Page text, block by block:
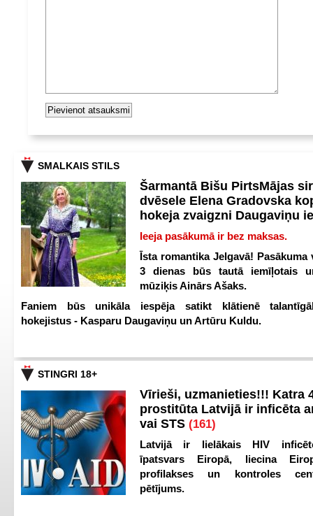
SMALKAIS STILS
Šarmantā Bišu PirtsMājas
dvēsele Elena Gradovska
hokeja zvaigzni Daugaviņu
Ieeja pasākumā ir bez maksas.
Īsta romantika Jelgavā! Pasākuma
3 dienas būs tautā iemīļotais
mūziķis Ainārs Ašaks.
Faniem būs unikāla iespēja satikt klātienē
hokejistus - Kasparu Daugaviņu un Artūru Kuldu.
STINGRI 18+
Vīrieši, uzmanieties!!! Katra
prostitūta Latvijā ir inficēta
vai STS (161)
Latvijā ir lielākais HIV
īpatsvars Eiropā, liecina
profilakses un kontroles
pētījums.